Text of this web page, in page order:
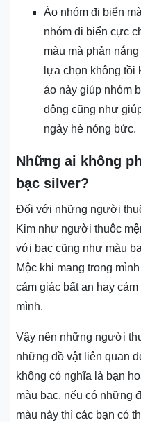
Áo nhóm đi biển
nhóm đi biển cực
màu mà phản
lựa chọn không tồi
áo này giúp nhóm
đông cũng như
ngày hè nóng bức.
Những ai không
bạc silver?
Đối với những người
Kim như người thuôc
với bạc cũng như màu
Mộc khi mang trong
cảm giác bất an hay
mình.
Vậy nên những người
những đồ vật liên quan
không có nghĩa là bạn
màu bạc, nếu có những
màu này thì các bạn có